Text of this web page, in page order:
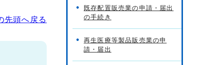
先頭へ戻る
既存配置販売業の申請・届出
の手続き
再生医療等製品販売業の申
請・届出